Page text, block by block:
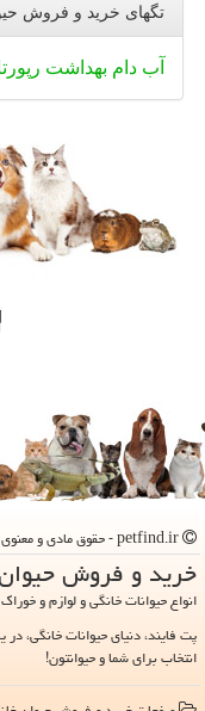
تگهای خرید و فروش
آب دام بهداشت
خرید و فروش
انواع حیوانات خانگی و لوازم و خوراک
پت فایند، دنیای حیوانات خانگی،
انتخاب برای شما و حیوانتون!